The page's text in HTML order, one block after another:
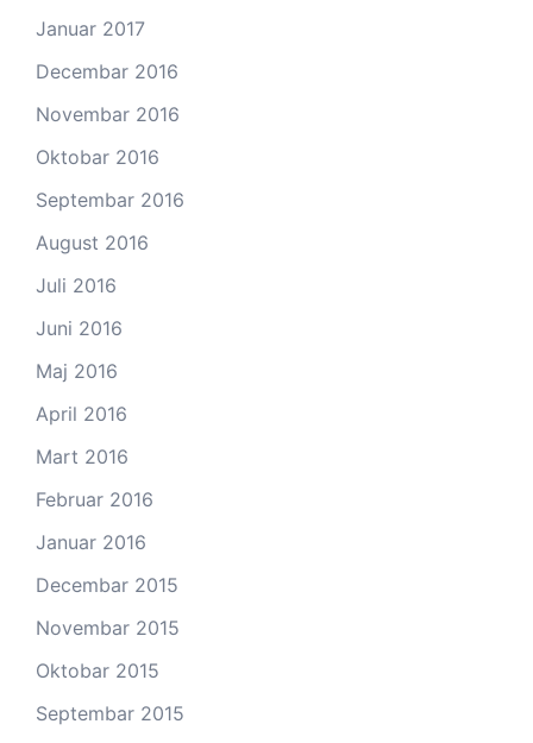
Januar 2017
Decembar 2016
Novembar 2016
Oktobar 2016
Septembar 2016
August 2016
Juli 2016
Juni 2016
Maj 2016
April 2016
Mart 2016
Februar 2016
Januar 2016
Decembar 2015
Novembar 2015
Oktobar 2015
Septembar 2015